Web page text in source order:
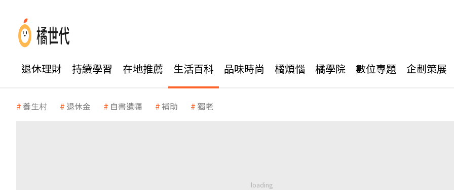
退休理財 持續學習 在地推薦 生活百科 品味時尚 橘煩惱 橘學院 數位專題 企劃策展
養生村 退休金 自書遺囑 補助 獨老